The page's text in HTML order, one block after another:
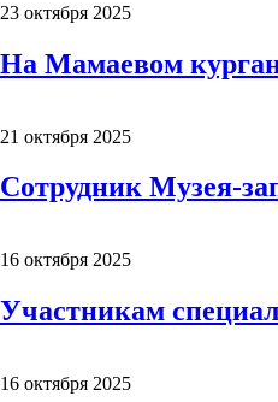
23 октября 2025
На Мамаевом
21 октября 2025
Сотрудник Музея-
16 октября 2025
Участникам
16 октября 2025